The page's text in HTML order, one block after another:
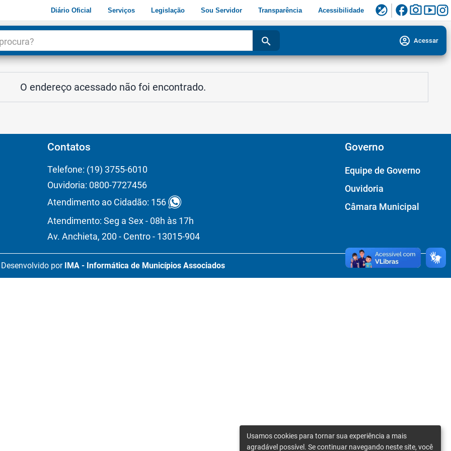
Diário Oficial Serviços Legislação Sou Servidor Transparência Acessibilidade flaky facebookphoto_camerasmart_display
search account_circle Acessar
O endereço acessado não foi encontrado.
Contatos
Telefone: (19) 3755-6010
Ouvidoria: 0800-7727456
Atendimento ao Cidadão: 156
Atendimento: Seg a Sex - 08h às 17h
Av. Anchieta, 200 - Centro - 13015-904
Governo
Equipe de Governo
Ouvidoria
Câmara Municipal
Desenvolvido por IMA - Informática de Municípios Associados
Usamos cookies para tornar sua experiência a mais
agradável possível. Se continuar navegando neste site, você